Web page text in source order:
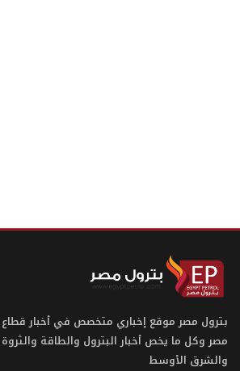
بترول مصر موقع إخباري متخصص في أخبار
مصر وكل ما يخص أخبار البترول والطاقة
والشرق الأوسط